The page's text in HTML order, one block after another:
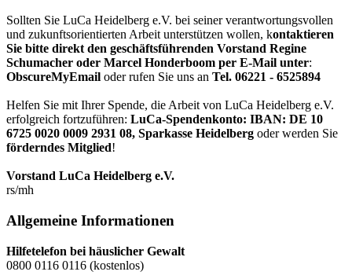
Sollten Sie LuCa Heidelberg e.V. bei seiner verantwortungsvollen
und zukunftsorientierten Arbeit unterstützen wollen, kontaktieren
Sie bitte direkt den geschäftsführenden Vorstand Regine
Schumacher oder Marcel Honderboom per E-Mail unter:
ObscureMyEmail oder rufen Sie uns an Tel. 06221 - 6525894
Helfen Sie mit Ihrer Spende, die Arbeit von LuCa Heidelberg e.V.
erfolgreich fortzuführen: LuCa-Spendenkonto: IBAN: DE 10
6725 0020 0009 2931 08, Sparkasse Heidelberg oder werden Sie
förderndes Mitglied!
Vorstand LuCa Heidelberg e.V.
rs/mh
Allgemeine Informationen
Hilfetelefon bei häuslicher Gewalt
0800 0116 0116 (kostenlos)